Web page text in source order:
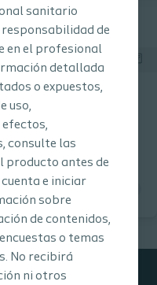
sanitario
de
en el profesional
detallada
o expuestos,
uso,
consulte las
producto antes de
cuenta e iniciar
sobre
de contenidos,
o temas
No recibirá
ni otros
Interface & Laser
with the thulium
Dr. Catalina
Dr. Frédéric Panthier,